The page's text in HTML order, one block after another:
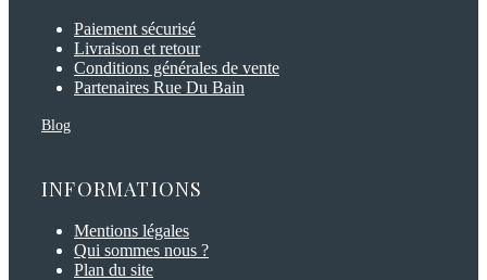
Paiement sécurisé
Livraison et retour
Conditions générales de vente
Partenaires Rue Du Bain
Blog
INFORMATIONS
Mentions légales
Qui sommes nous ?
Plan du site